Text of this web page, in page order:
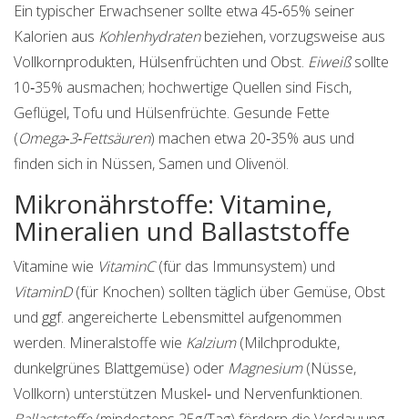
Ein typischer Erwachsener sollte etwa 45‑65% seiner
Kalorien aus Kohlenhydratenbeziehen, vorzugsweise aus
Vollkornprodukten, Hülsenfrüchten und Obst. Eiweißsollte
10‑35% ausmachen; hochwertige Quellen sind Fisch,
Geflügel, Tofu und Hülsenfrüchte. Gesunde Fette
(Omega‑3‑Fettsäuren) machen etwa 20‑35% aus und
finden sich in Nüssen, Samen und Olivenöl.
Mikronährstoffe: Vitamine,
Mineralien und Ballaststoffe
Vitamine wie VitaminC(für das Immunsystem) und
VitaminD(für Knochen) sollten täglich über Gemüse, Obst
und ggf. angereicherte Lebensmittel aufgenommen
werden. Mineralstoffe wie Kalzium(Milchprodukte,
dunkelgrünes Blattgemüse) oder Magnesium(Nüsse,
Vollkorn) unterstützen Muskel‑ und Nervenfunktionen.